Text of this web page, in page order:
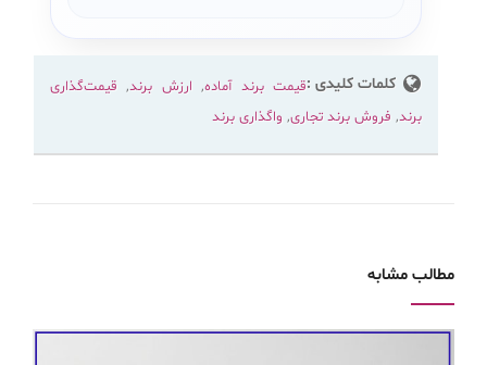
کلمات کلیدی :قیمت برند آماده, ارزش برند, قیمت‌گذاری
برند, فروش برند تجاری, واگذاری برند
مطالب مشابه